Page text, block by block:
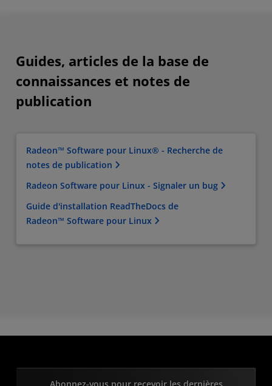
Guides, articles de la base de
connaissances et notes de
publication
Radeon™ Software pour Linux® - Recherche de
notes de publication
Radeon Software pour Linux - Signaler un bug
Guide d'installation ReadTheDocs de
Radeon™ Software pour Linux
Abonnez-vous pour recevoir les dernières